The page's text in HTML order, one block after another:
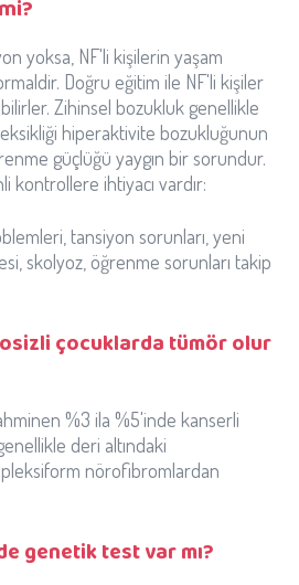
yoksa, NF'li kişilerin yaşam
Doğru eğitim ile NF'li kişiler
Zihinsel bozukluk genellikle
hiperaktivite bozukluğunun
güçlüğü yaygın bir sorundur.
kontrollere ihtiyacı vardır:
tansiyon sorunları, yeni
skolyoz, öğrenme sorunları takip
çocuklarda tümör olur
%3 ila %5'inde kanserli
deri altındaki
nörofibromlardan
genetik test var mı?